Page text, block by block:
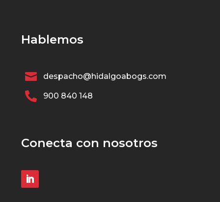
Hablemos
 despacho@hidalgoabogs.com
 900 840 148
Conecta con nosotros